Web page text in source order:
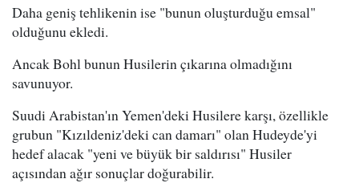
Daha geniş tehlikenin ise "bunun oluşturduğu emsal"
olduğunu ekledi.
Ancak Bohl bunun Husilerin çıkarına olmadığını
savunuyor.
Suudi Arabistan'ın Yemen'deki Husilere karşı, özellikle
grubun "Kızıldeniz'deki can damarı" olan Hudeyde'yi
hedef alacak "yeni ve büyük bir saldırısı" Husiler
açısından ağır sonuçlar doğurabilir.